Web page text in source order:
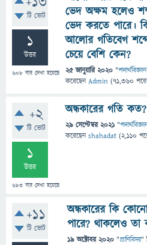
টি ভোট
1
উত্তর
608 বার দেখা হয়েছে
ভেদ অক্ষম হলেও
ভেদ করতে পারে।
আলোর গতিবেগ
চেয়ে বেশি কেন?
25 জানুয়ারি 2020 "পদার্থবিজ্ঞান
করেছেনAdmin (71,360
+2
টি ভোট
1
উত্তর
683 বার দেখা হয়েছে
অন্ধকারের গতি কত?
29 সেপ্টেম্বর 2021 "
করেছেনshahadat (2,110
+11
টি ভোট
অন্ধকারের কি
পারে? থাকলেও
19 অক্টোবর 2020 "প্রাণিবিদ্যা"